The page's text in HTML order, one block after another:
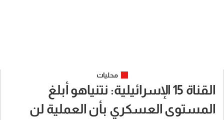
محليات
القناة 15 الإسرائيلية: نتنياهو أبلغ
المستوى العسكري بأن العملية لن